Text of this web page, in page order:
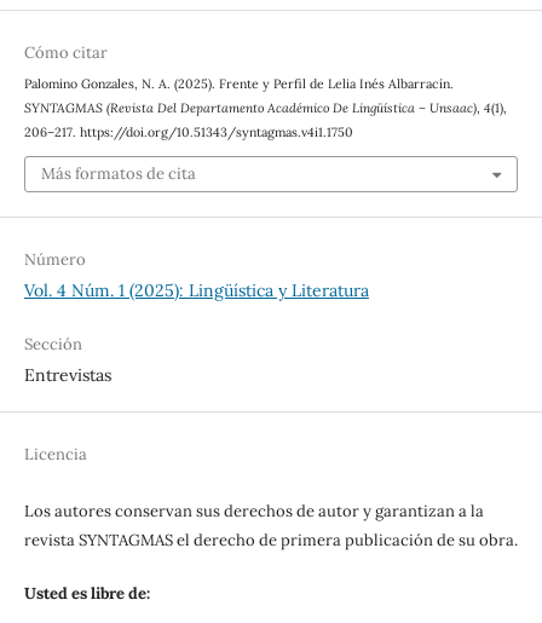
Cómo citar
Palomino Gonzales, N. A. (2025). Frente y Perfil de Lelia Inés Albarracín.
SYNTAGMAS (Revista Del Departamento Académico De Lingüística – Unsaac), 4(1),
206–217. https://doi.org/10.51343/syntagmas.v4i1.1750
Más formatos de cita
Número
Vol. 4 Núm. 1 (2025): Lingüística y Literatura
Sección
Entrevistas
Licencia
Los autores conservan sus derechos de autor y garantizan a la
revista SYNTAGMAS el derecho de primera publicación de su obra.
Usted es libre de: